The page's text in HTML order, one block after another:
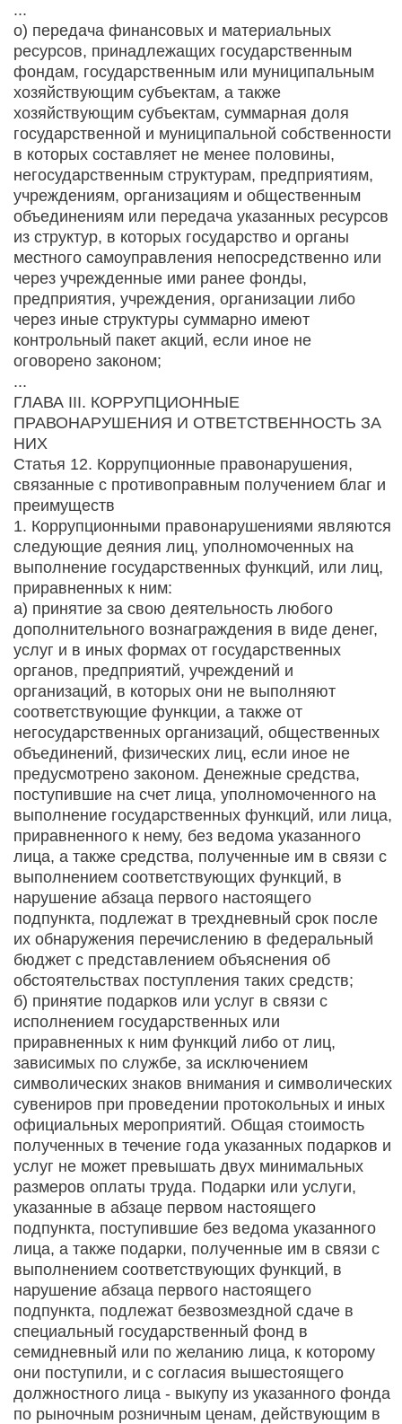
...
о) передача финансовых и материальных
ресурсов, принадлежащих государственным
фондам, государственным или муниципальным
хозяйствующим субъектам, а также
хозяйствующим субъектам, суммарная доля
государственной и муниципальной собственности
в которых составляет не менее половины,
негосударственным структурам, предприятиям,
учреждениям, организациям и общественным
объединениям или передача указанных ресурсов
из структур, в которых государство и органы
местного самоуправления непосредственно или
через учрежденные ими ранее фонды,
предприятия, учреждения, организации либо
через иные структуры суммарно имеют
контрольный пакет акций, если иное не
оговорено законом;
...
ГЛАВА III. КОРРУПЦИОННЫЕ
ПРАВОНАРУШЕНИЯ И ОТВЕТСТВЕННОСТЬ ЗА
НИХ
Статья 12. Коррупционные правонарушения,
связанные с противоправным получением благ и
преимуществ
1. Коррупционными правонарушениями являются
следующие деяния лиц, уполномоченных на
выполнение государственных функций, или лиц,
приравненных к ним:
а) принятие за свою деятельность любого
дополнительного вознаграждения в виде денег,
услуг и в иных формах от государственных
органов, предприятий, учреждений и
организаций, в которых они не выполняют
соответствующие функции, а также от
негосударственных организаций, общественных
объединений, физических лиц, если иное не
предусмотрено законом. Денежные средства,
поступившие на счет лица, уполномоченного на
выполнение государственных функций, или лица,
приравненного к нему, без ведома указанного
лица, а также средства, полученные им в связи с
выполнением соответствующих функций, в
нарушение абзаца первого настоящего
подпункта, подлежат в трехдневный срок после
их обнаружения перечислению в федеральный
бюджет с представлением объяснения об
обстоятельствах поступления таких средств;
б) принятие подарков или услуг в связи с
исполнением государственных или
приравненных к ним функций либо от лиц,
зависимых по службе, за исключением
символических знаков внимания и символических
сувениров при проведении протокольных и иных
официальных мероприятий. Общая стоимость
полученных в течение года указанных подарков и
услуг не может превышать двух минимальных
размеров оплаты труда. Подарки или услуги,
указанные в абзаце первом настоящего
подпункта, поступившие без ведома указанного
лица, а также подарки, полученные им в связи с
выполнением соответствующих функций, в
нарушение абзаца первого настоящего
подпункта, подлежат безвозмездной сдаче в
специальный государственный фонд в
семидневный или по желанию лица, к которому
они поступили, и с согласия вышестоящего
должностного лица - выкупу из указанного фонда
по рыночным розничным ценам, действующим в